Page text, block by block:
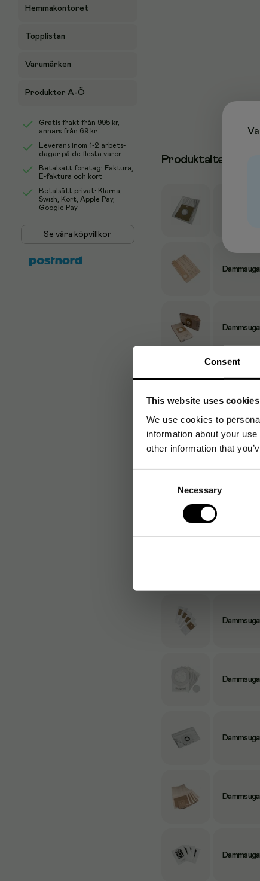
Consent
This website uses cookies
We use cookies to
information about your
other information that
Necessary
Hemmakontoret
Topplistan
Varumärken
Produkter A-Ö
Gratis frakt från 995 kr,
annars från 69 kr
Leverans inom 1-2 arbets-
dagar på de flesta varor
Betalsätt företag: Faktura,
E-faktura och kort
Betalsätt privat: Klarna,
Swish, Kort, Apple Pay,
Google Pay
Se våra köpvillkor
Produktalternativ